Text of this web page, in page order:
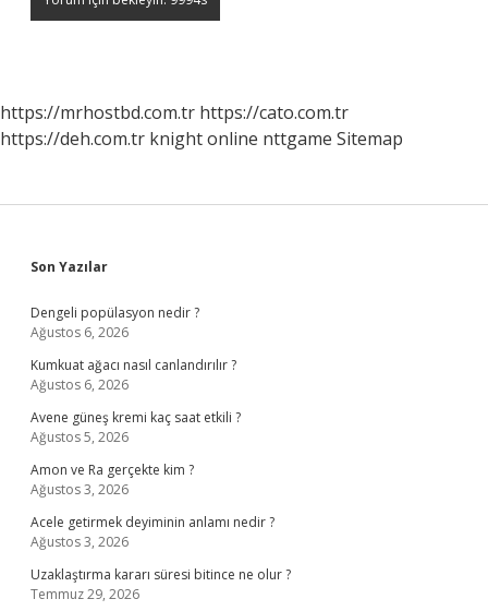
https://mrhostbd.com.tr https://cato.com.tr
https://deh.com.tr knight online nttgame Sitemap
Sidebar
Son Yazılar
Dengeli popülasyon nedir ?
Ağustos 6, 2026
Kumkuat ağacı nasıl canlandırılır ?
Ağustos 6, 2026
Avene güneş kremi kaç saat etkili ?
Ağustos 5, 2026
Amon ve Ra gerçekte kim ?
Ağustos 3, 2026
Acele getirmek deyiminin anlamı nedir ?
Ağustos 3, 2026
Uzaklaştırma kararı süresi bitince ne olur ?
Temmuz 29, 2026